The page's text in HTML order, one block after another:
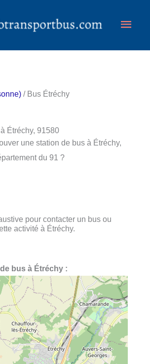
/ Bus Étréchy
Étréchy, 91580
une station de bus à Étréchy,
du 91 ?
pour contacter un bus ou
activité à Étréchy.
bus à Étréchy :